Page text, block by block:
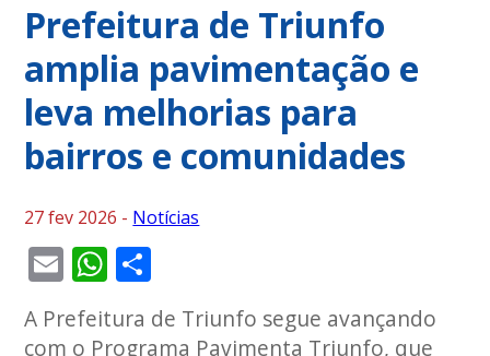
Prefeitura de Triunfo
amplia pavimentação e
leva melhorias para
bairros e comunidades
27 fev 2026 - Notícias
EmailWhatsApp
A Prefeitura de Triunfo segue avançando
com o Programa Pavimenta Triunfo, que